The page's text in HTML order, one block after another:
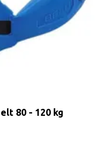
80 - 120 kg